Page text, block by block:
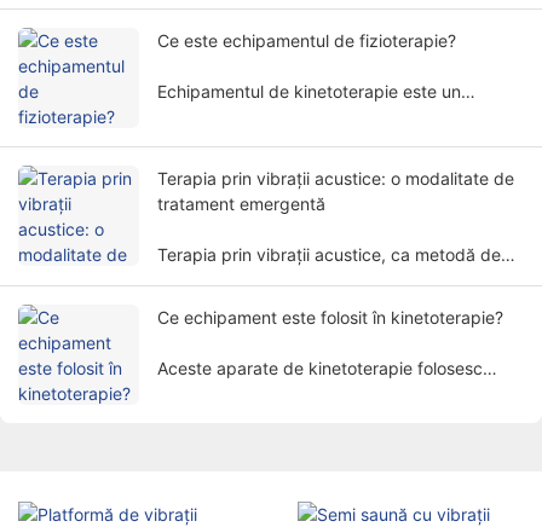
neinvaziv și este utilizată pe scară largă în
Ce este echipamentul de fizioterapie?
Echipamentul de kinetoterapie este un
pe baza principiilor fizice. Ajută pacienții să
amelioreze simptomele și să restabilească
funcțiile corpului într-un mod neinvaziv.
Terapia prin vibrații acustice: o modalitate de
tratament emergentă
Terapia prin vibrații acustice, ca metodă de
Ce echipament este folosit în kinetoterapie?
Aceste aparate de kinetoterapie folosesc